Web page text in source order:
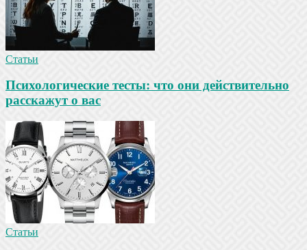
Статьи
Психологические тесты: что они действительно
расскажут о вас
Статьи